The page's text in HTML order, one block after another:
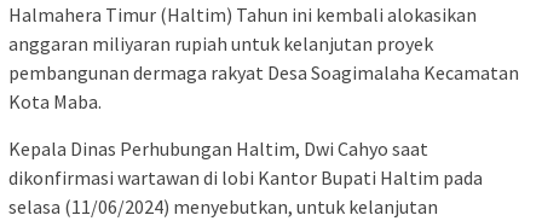
Halmahera Timur (Haltim) Tahun ini kembali alokasikan
anggaran miliyaran rupiah untuk kelanjutan proyek
pembangunan dermaga rakyat Desa Soagimalaha Kecamatan
Kota Maba.
Kepala Dinas Perhubungan Haltim, Dwi Cahyo saat
dikonfirmasi wartawan di lobi Kantor Bupati Haltim pada
selasa (11/06/2024) menyebutkan, untuk kelanjutan